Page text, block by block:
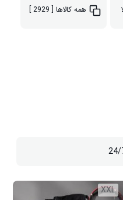
همه کالاها [ 2929 ]
XXL